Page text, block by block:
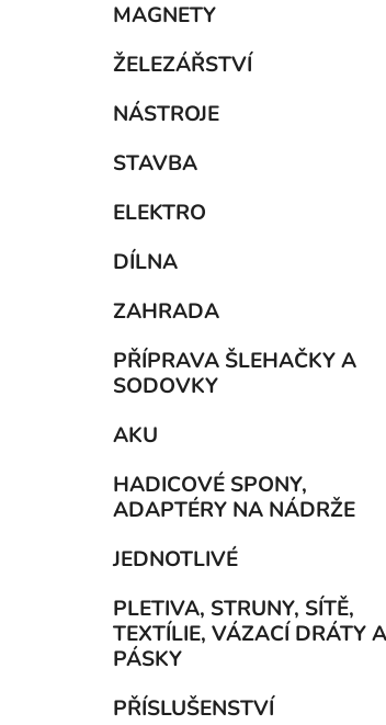
MAGNETY
ŽELEZÁŘSTVÍ
NÁSTROJE
STAVBA
ELEKTRO
DÍLNA
ZAHRADA
PŘÍPRAVA ŠLEHAČKY A
SODOVKY
AKU
HADICOVÉ SPONY,
ADAPTÉRY NA NÁDRŽE
JEDNOTLIVÉ
PLETIVA, STRUNY, SÍTĚ,
TEXTÍLIE, VÁZACÍ DRÁTY A
PÁSKY
PŘÍSLUŠENSTVÍ